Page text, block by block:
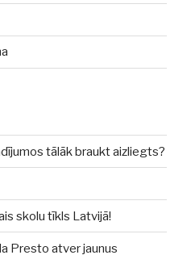
tālāk braukt aizliegts?
skolu tīkls Latvijā!
Presto atver jaunus